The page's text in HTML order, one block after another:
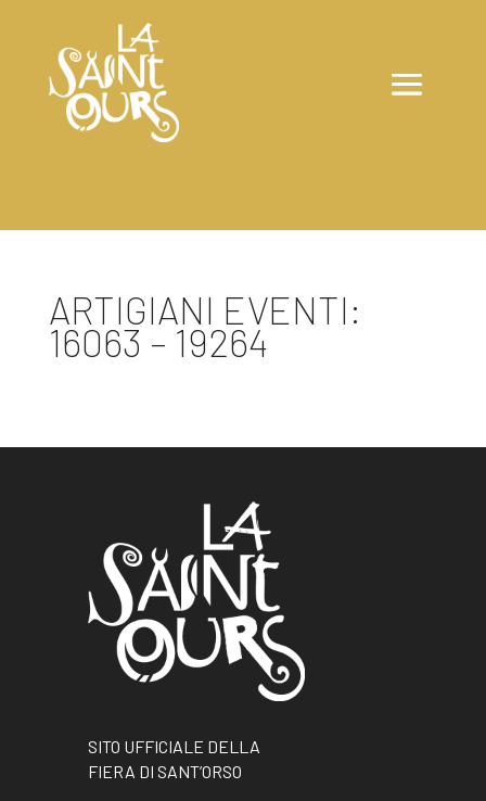
ARTIGIANI EVENTI:
16063 – 19264
SITO UFFICIALE DELLA
FIERA DI SANT’ORSO